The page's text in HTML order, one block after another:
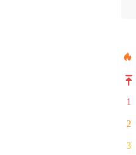
1
2
3